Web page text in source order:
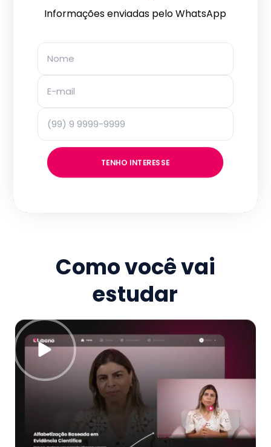
Informações enviadas pelo WhatsApp
TENHO INTERESSE
Como você vai
estudar